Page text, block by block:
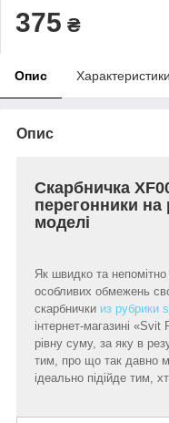
375 ₴
Опис Характеристики
Опис
Скарбничка
перегонники на
моделі
Як швидко та
особливих обмежень
скарбнички из рубрики
інтернет-магазині
рівну суму, за яку в
тим, про що так давно
ідеально підійде тим,